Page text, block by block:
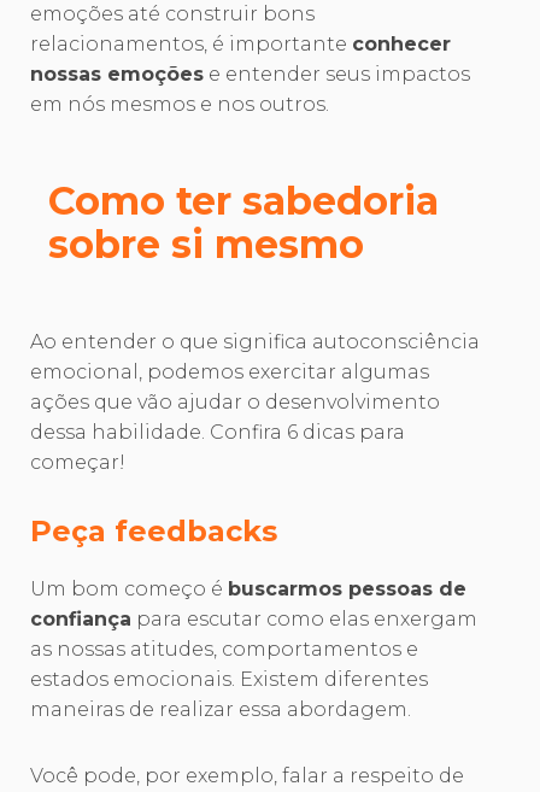
emoções até construir bons
relacionamentos, é importante conhecer
nossas emoções e entender seus impactos
em nós mesmos e nos outros.
Como ter sabedoria
sobre si mesmo
Ao entender o que significa autoconsciência
emocional, podemos exercitar algumas
ações que vão ajudar o desenvolvimento
dessa habilidade. Confira 6 dicas para
começar!
Peça feedbacks
Um bom começo é buscarmos pessoas de
confiança para escutar como elas enxergam
as nossas atitudes, comportamentos e
estados emocionais. Existem diferentes
maneiras de realizar essa abordagem.
Você pode, por exemplo, falar a respeito de